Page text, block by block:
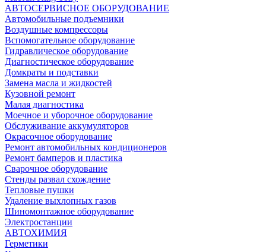
АВТОСЕРВИСНОЕ ОБОРУДОВАНИЕ
Автомобильные подъемники
Воздушные компрессоры
Вспомогательное оборудование
Гидравлическое оборудование
Диагностическое оборудование
Домкраты и подставки
Замена масла и жидкостей
Кузовной ремонт
Малая диагностика
Моечное и уборочное оборудование
Обслуживание аккумуляторов
Окрасочное оборудование
Ремонт автомобильных кондиционеров
Ремонт бамперов и пластика
Сварочное оборудование
Стенды развал схождение
Тепловые пушки
Удаление выхлопных газов
Шиномонтажное оборудование
Электростанции
АВТОХИМИЯ
Герметики